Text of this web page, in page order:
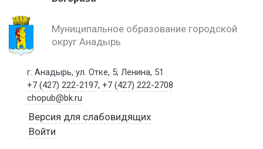
Муниципальное образование городской
округ Анадырь
г. Анадырь, ул. Отке, 5; Ленина, 51
+7 (427) 222-2197,+7 (427) 222-2708
chopub@bk.ru
Версия для слабовидящих
Войти